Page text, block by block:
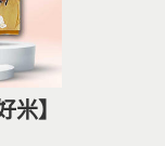
】